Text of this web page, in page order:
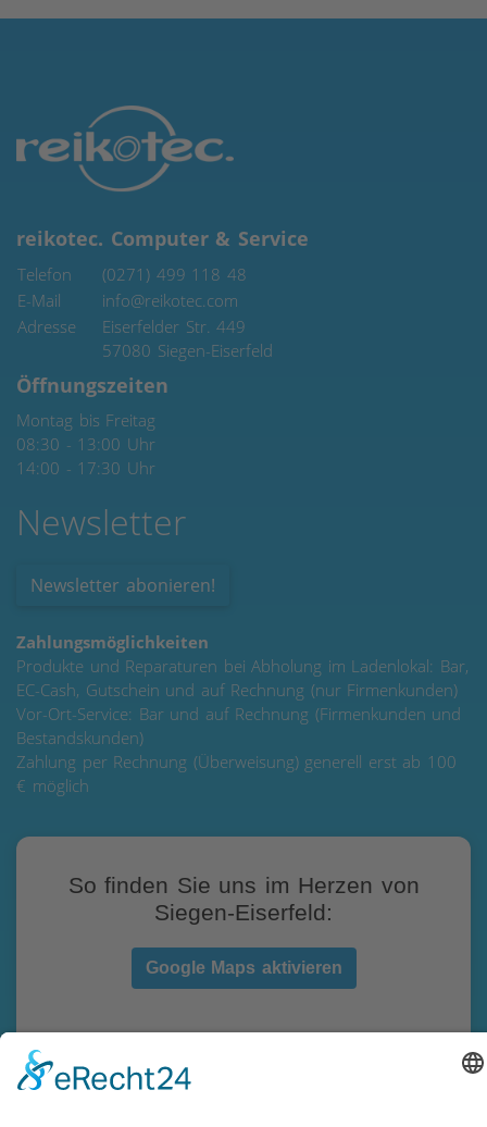
reikotec. Computer & Service
Telefon
(0271) 499 118 48
E-Mail
info@reikotec.com
Adresse
Eiserfelder Str. 449
57080 Siegen-Eiserfeld
Öffnungszeiten
Montag bis Freitag
08:30 - 13:00 Uhr
14:00 - 17:30 Uhr
Newsletter
Newsletter abonieren!
Zahlungsmöglichkeiten
Produkte und Reparaturen bei Abholung im Ladenlokal: Bar,
EC-Cash, Gutschein und auf Rechnung (nur Firmenkunden)
Vor-Ort-Service: Bar und auf Rechnung (Firmenkunden und
Bestandskunden)
Zahlung per Rechnung (Überweisung) generell erst ab 100
€ möglich
So finden Sie uns im Herzen von
Siegen-Eiserfeld:
Google Maps aktivieren
Datenschutzerklärung von Google:
https://www.google.de/intl/de/policies/privacy/